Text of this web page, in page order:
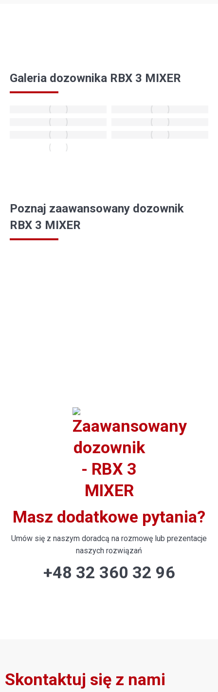
Galeria dozownika RBX 3 MIXER
Poznaj zaawansowany dozownik
RBX 3 MIXER
Masz dodatkowe pytania?
Umów się z naszym doradcą na rozmowę lub prezentacje
naszych rozwiązań
+48 32 360 32 96
Skontaktuj się z nami